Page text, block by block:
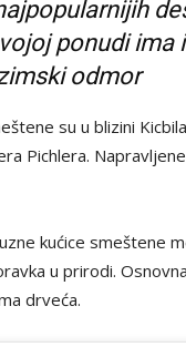
ponudi
odmor
su u blizini
Pichlera.
kućice smeštene
u prirodi.
drveća.